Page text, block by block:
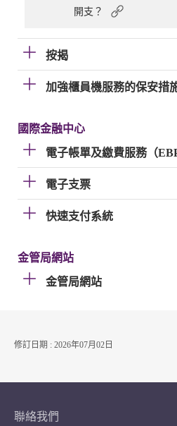
開支？
按揭
加強櫃員機服務的保安措
國際金融中心
電子帳單及繳費服務（
電子支票
快速支付系統
金管局網站
金管局網站
修訂日期 : 2026年07月02日
聯絡我們